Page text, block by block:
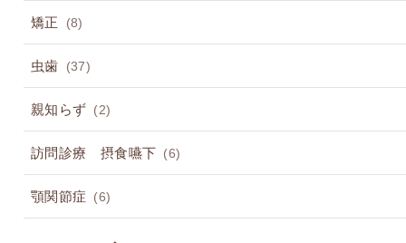
矯正 (8)
虫歯 (37)
親知らず (2)
訪問診療 摂食嚥下 (6)
顎関節症 (6)